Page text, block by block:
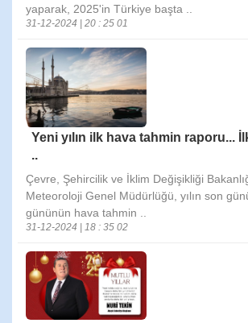
yaparak, 2025'in Türkiye başta ..
31-12-2024 | 20 : 25 01
Yeni yılın ilk hava tahmin raporu...
..
Çevre, Şehircilik ve İklim Değişikliği
Meteoroloji Genel Müdürlüğü, yılın son
gününün hava tahmin ..
31-12-2024 | 18 : 35 02